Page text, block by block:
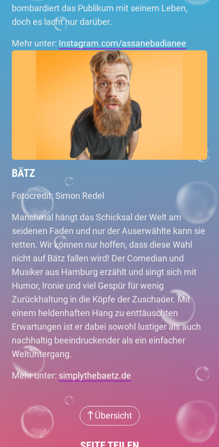
bombardiert das Publikum mit seinem Leben,
doch es lacht nur darüber.
Mehr unter: Instagram.com/assanebadianee
BÄTZ
Fotocredit: Simon Redel
Manchmal hängt das Schicksal der Welt am
seidenen Faden und nur der Auserwählte kann sie
retten. Wir können nur hoffen, dass diese Wahl
nicht auf Bätz fallen wird! Der Comedian und
Musiker aus Hamburg erzählt und singt sich mit
Humor, Ironie und viel Gespür für wenig
Zurückhaltung in die Köpfe der Zuschauer. Mit
einem heldenhaften Hang zu enttäuschten
Erwartungen ist er dabei sowohl lustiger als auch
nachhaltig beeindruckender als ein einfacher
Weltuntergang.
Mehr unter: simplythebaetz.de
Übersicht